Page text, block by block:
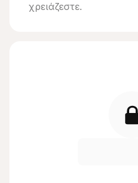
χρειάζεστε.